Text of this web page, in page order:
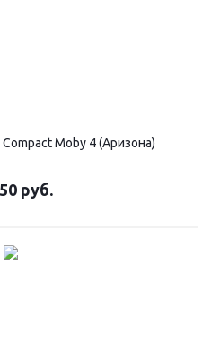
Moby 4 (Аризона)
руб.